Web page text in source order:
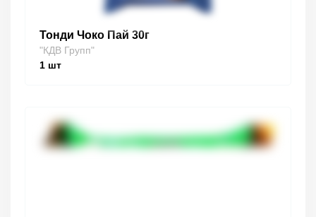
Тонди Чоко Пай 30г
"КДВ Групп"
1 шт